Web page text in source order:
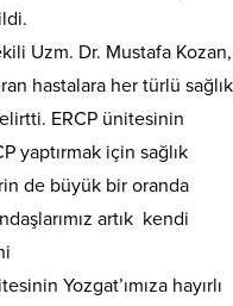
Uzm. Dr. Mustafa Kozan,
hastalara her türlü sağlık
ERCP ünitesinin
yaptırmak için sağlık
de büyük bir oranda
artık kendi
Yozgat’ımıza hayırlı